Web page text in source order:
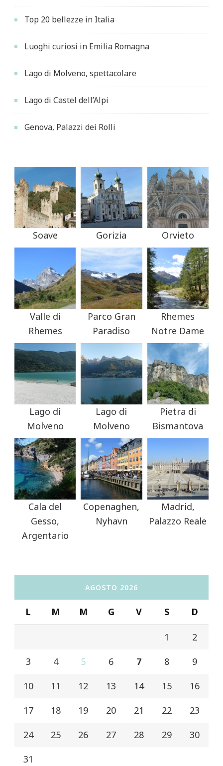
Top 20 bellezze in Italia
Luoghi curiosi in Emilia Romagna
Lago di Molveno, spettacolare
Lago di Castel dell’Alpi
Genova, Palazzi dei Rolli
Soave Gorizia Orvieto
Valle di
Rhemes
Parco Gran
Paradiso
Rhemes
Notre Dame
Lago di
Molveno
Lago di
Molveno
Pietra di
Bismantova
Cala del
Gesso,
Argentario
Copenaghen,
Nyhavn
Madrid,
Palazzo Reale
AGOSTO 2026
L M M G V S D
1 2
3 4 5 6 7 8 9
10 11 12 13 14 15 16
17 18 19 20 21 22 23
24 25 26 27 28 29 30
31